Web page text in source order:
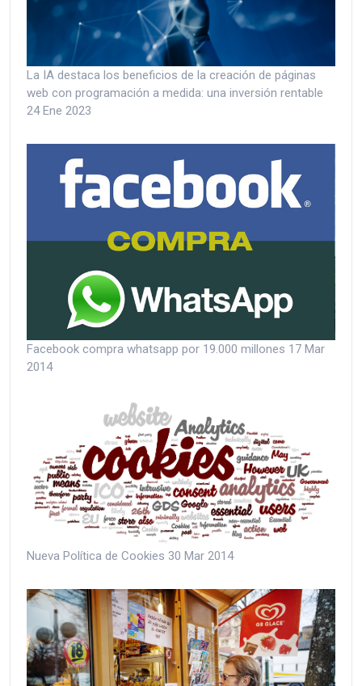
La IA destaca los beneficios de la creación de páginas
web con programación a medida: una inversión rentable
24 Ene 2023
Facebook compra whatsapp por 19.000 millones 17 Mar
2014
Nueva Política de Cookies 30 Mar 2014